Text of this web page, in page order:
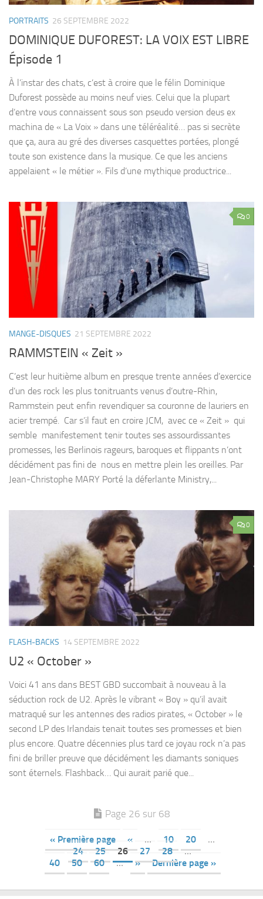
PORTRAITS 26 SEPTEMBRE 2022
DOMINIQUE DUFOREST: LA VOIX EST LIBRE
Épisode 1
À l’instar des chats, c’est à croire que le félin Dominique
Duforest possède au moins neuf vies. Celui que la plupart
d’entre vous connaissent sous son pseudo version deus ex
machina de « La Voix » dans une téléréalité… pas si secrète
que ça, aura au gré des diverses casquettes portées, plongé
toute son existence dans la musique. Ce que les anciens
appelaient « le métier ». Fils d’une mythique productrice...
0
MANGE-DISQUES 21 SEPTEMBRE 2022
RAMMSTEIN « Zeit »
C’est leur huitième album en presque trente années d’exercice
d’un des rock les plus tonitruants venus d’outre-Rhin,
Rammstein peut enfin revendiquer sa couronne de lauriers en
acier trempé. Car s’il faut en croire JCM, avec ce « Zeit » qui
semble manifestement tenir toutes ses assourdissantes
promesses, les Berlinois rageurs, baroques et flippants n’ont
décidément pas fini de nous en mettre plein les oreilles. Par
Jean-Christophe MARY Porté la déferlante Ministry,...
0
FLASH-BACKS 14 SEPTEMBRE 2022
U2 « October »
Voici 41 ans dans BEST GBD succombait à nouveau à la
séduction rock de U2. Après le vibrant « Boy » qu’il avait
matraqué sur les antennes des radios pirates, « October » le
second LP des Irlandais tenait toutes ses promesses et bien
plus encore. Quatre décennies plus tard ce joyau rock n’a pas
fini de briller preuve que décidément les diamants soniques
sont éternels. Flashback… Qui aurait parié que...
Page 26 sur 68
« Première page « … 10 20
…
24
25 26 27 28
…
40
50 60 … » Dernière page »